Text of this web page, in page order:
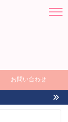
お問い合わせ